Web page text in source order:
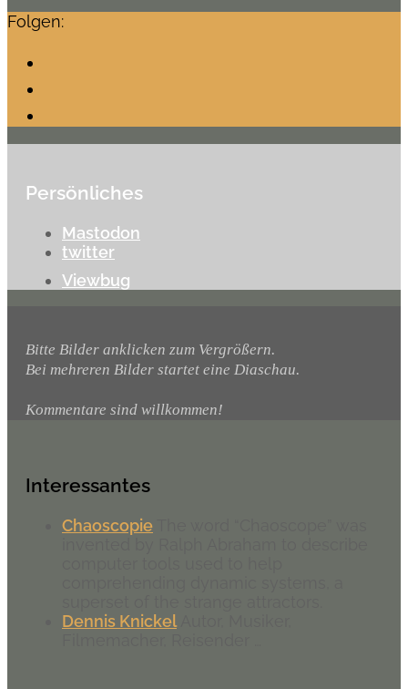
Folgen:
Persönliches
Mastodon
twitter
Viewbug
Bitte Bilder anklicken zum Vergrößern.
Bei mehreren Bilder startet eine Diaschau.
Kommentare sind willkommen!
Interessantes
Chaoscopie
Dennis KnickelAutor, Musiker,